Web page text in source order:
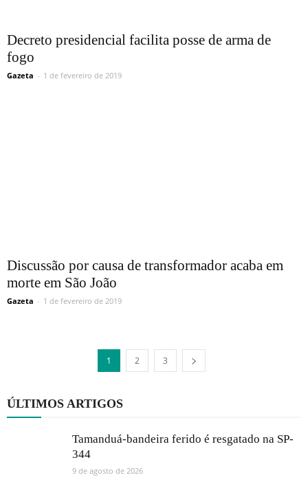
Decreto presidencial facilita posse de arma de
fogo
Gazeta - 1 de fevereiro de 2019
Discussão por causa de transformador acaba em
morte em São João
Gazeta - 1 de fevereiro de 2019
1 2 3
ÚLTIMOS ARTIGOS
Tamanduá-bandeira ferido é resgatado na SP-
344
9 de agosto de 2026